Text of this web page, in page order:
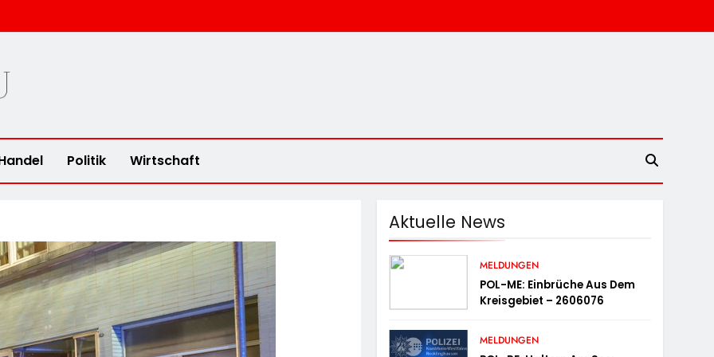
Politik Wirtschaft
Aktuelle News
MELDUNGEN
POL-ME: Einbrüche Aus Dem
Kreisgebiet – 2606076
MELDUNGEN